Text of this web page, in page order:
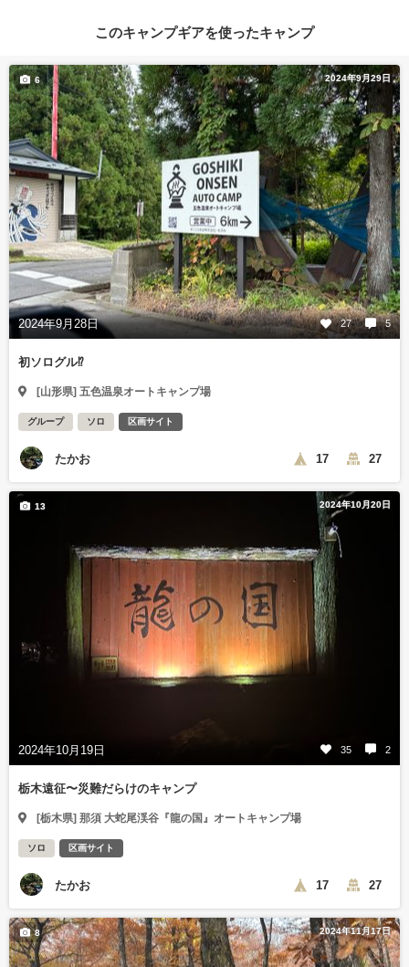
このキャンプギアを使ったキャンプ
2024年9月29日
2024年9月28日 27 5
6
初ソログル⁉︎
[山形県] 五色温泉オートキャンプ場
グループ ソロ 区画サイト
たかお 17 27
2024年10月20日
2024年10月19日 35 2
13
栃木遠征〜災難だらけのキャンプ
[栃木県] 那須 大蛇尾渓谷『龍の国』オートキャンプ場
ソロ 区画サイト
たかお 17 27
2024年11月17日
8